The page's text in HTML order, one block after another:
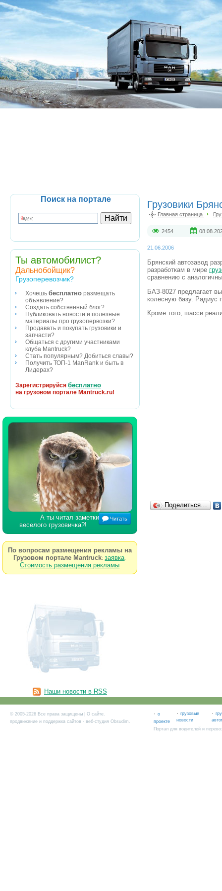
Поиск на портале
Ты автомобилист?
Дальнобойщик?
Грузоперевозчик?
Хочешь бесплатно размещать
объявление?
Создать собственный блог?
Публиковать новости и полезные
материалы про грузопервозки?
Продавать и покупать грузовики и
запчасти?
Общаться с другими участниками
клуба Mantruck?
Стать популярным? Добиться славы?
Получить ТОП-1 ManRank и быть в
Лидерах?
Зарегистрируйся бесплатно
на грузовом портале Mantruck.ru!
А ты читал заметки
веселого грузовичка?!
Читать
По вопросам размещения рекламы на
Грузовом портале Mantruck:заявка
Стоимость размещения рекламы
Наши новости в RSS
Грузовики
Главная страница
2454
21.06.2006
Брянский автозавод
разработкам в мире
сравнению с
БАЗ-8027 предлагает
колесную базу. Радиус
Кроме того, шасси
Поделиться…
© 2005-2026 Все права защищены | О сайте.
продвижение и поддержка сайтов - веб-студия Obsudim.
· о
проекте
· грузовые
новости
·
Портал для водителей и